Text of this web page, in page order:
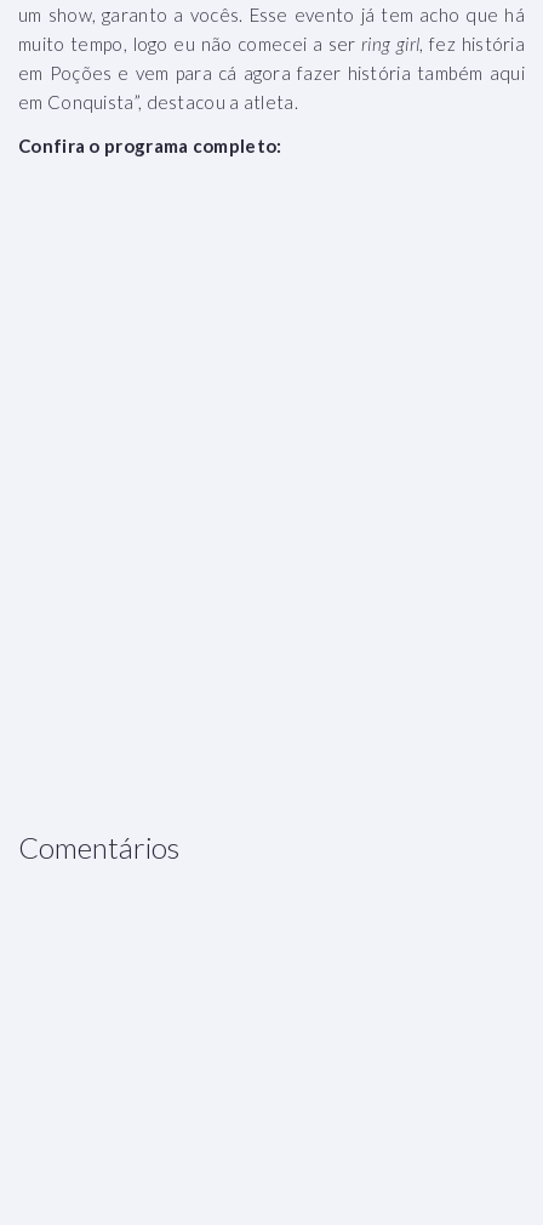
um show, garanto a vocês. Esse evento já tem acho que há
muito tempo, logo eu não comecei a serring girl, fez história
em Poções e vem para cá agora fazer história também aqui
em Conquista”, destacou a atleta.
Confira o programa completo:
Comentários